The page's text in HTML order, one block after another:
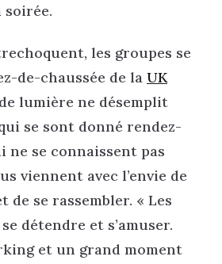
les groupes se
de-chaussée de la UK
lumière ne désemplit
se sont donné rendez-
ne se connaissent pas
viennent avec l’envie de
de se rassembler. « Les
détendre et s’amuser.
et un grand moment